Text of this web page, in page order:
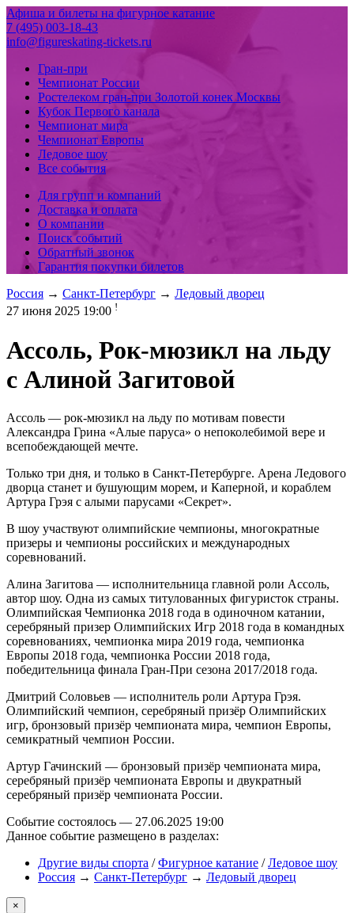
Афиша и билеты на фигурное катание
7 (495) 003-18-43
info@figureskating-tickets.ru
Гран-при
Чемпионат России
Ростелеком гран-при Золотой конек Москвы
Кубок Первого канала
Чемпионат мира
Чемпионат Европы
Ледовое шоу
Все события
Для групп и компаний
Доставка и оплата
О компании
Поиск событий
Обратный звонок
Гарантия покупки билетов
Россия → Санкт-Петербург → Ледовый дворец
27 июня 2025 19:00 !
Ассоль, Рок-мюзикл на льду
с Алиной Загитовой
Ассоль — рок-мюзикл на льду по мотивам повести
Александра Грина «Алые паруса» о непоколебимой вере и
всепобеждающей мечте.
Только три дня, и только в Санкт-Петербурге. Арена Ледового
дворца станет и бушующим морем, и Каперной, и кораблем
Артура Грэя с алыми парусами «Секрет».
В шоу участвуют олимпийские чемпионы, многократные
призеры и чемпионы российских и международных
соревнований.
Алина Загитова — исполнительница главной роли Ассоль,
автор шоу. Одна из самых титулованных фигуристок страны.
Олимпийская Чемпионка 2018 года в одиночном катании,
серебряный призер Олимпийских Игр 2018 года в командных
соревнованиях, чемпионка мира 2019 года, чемпионка
Европы 2018 года, чемпионка России 2018 года,
победительница финала Гран-При сезона 2017/2018 года.
Дмитрий Соловьев — исполнитель роли Артура Грэя.
Олимпийский чемпион, серебряный призёр Олимпийских
игр, бронзовый призёр чемпионата мира, чемпион Европы,
семикратный чемпион России.
Артур Гачинский — бронзовый призёр чемпионата мира,
серебряный призёр чемпионата Европы и двукратный
серебряный призёр чемпионата России.
Событие состоялось — 27.06.2025 19:00
Данное событие размещено в разделах:
Другие виды спорта /Фигурное катание /Ледовое шоу
Россия → Санкт-Петербург → Ледовый дворец
×